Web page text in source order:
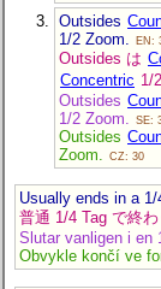
Outsides
1/2 Zoom.
EN:
Outsides は
Concentric 1/
Outsides
1/2 Zoom.
SE:
Outsides
Zoom.
CZ: 30
Usually ends in a 1/
普通 1/4 Tag で終わ
Slutar vanligen i en
Obvykle končí ve